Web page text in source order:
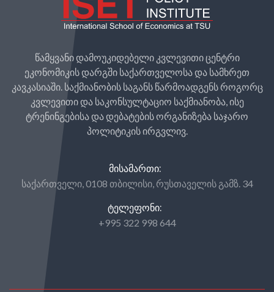
წამყვანი დამოუკიდებელი კვლევითი ცენტრი
ეკონომიკის დარგში საქართველოსა და სამხრეთ
კავკასიაში. საქმიანობის საგანს წარმოადგენს როგორც
კვლევითი და საკონსულტაციო საქმიანობა, ისე
ტრენინგებისა და დებატების ორგანიზება საჯარო
პოლიტიკის ირგვლივ.
ᲛᲘᲡᲐᲛᲐᲠᲗᲘ:
საქართველი, 0108 თბილისი, რუსთაველის გამზ. 34
ᲢᲔᲚᲔᲤᲝᲜᲘ:
+995 322 998 644